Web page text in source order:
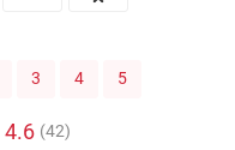
3 4 5
4.6 (42)